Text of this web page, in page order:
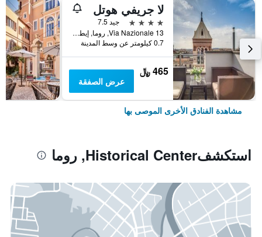
لا جريفي هوتل
4 نجوم
جيد 7.5
Via Nazionale 13, روما, إيطاليا
0.7 كيلومتر عن وسط المدينة
465 ﷼
عرض الصفقة
مشاهدة الفنادق الأخرى الموصى بها
استكشفHistorical Center, روما